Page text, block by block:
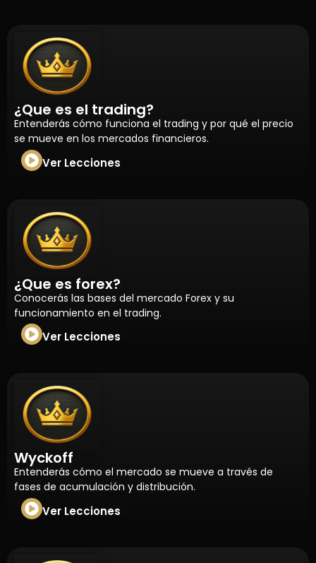
¿Que es el trading?
Entenderás cómo funciona el trading y por qué el precio
se mueve en los mercados financieros.
Ver Lecciones
¿Que es forex?
Conocerás las bases del mercado Forex y su
funcionamiento en el trading.
Ver Lecciones
Wyckoff
Entenderás cómo el mercado se mueve a través de
fases de acumulación y distribución.
Ver Lecciones